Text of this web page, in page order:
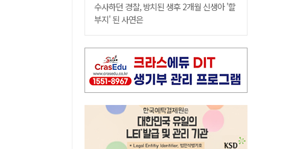
수사하던 경찰, 방치된 생후 2개월 신생아 '할
부지' 된 사연은